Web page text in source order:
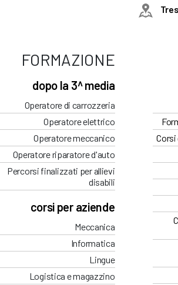
FORMAZIONE
dopo la 3^ media
Operatore di carrozzeria
Operatore elettrico
Operatore meccanico
Operatore riparatore d'auto
Percorsi finalizzati per allievi
disabili
corsi per aziende
Meccanica
Informatica
Lingue
Logistica e magazzino
Corsi